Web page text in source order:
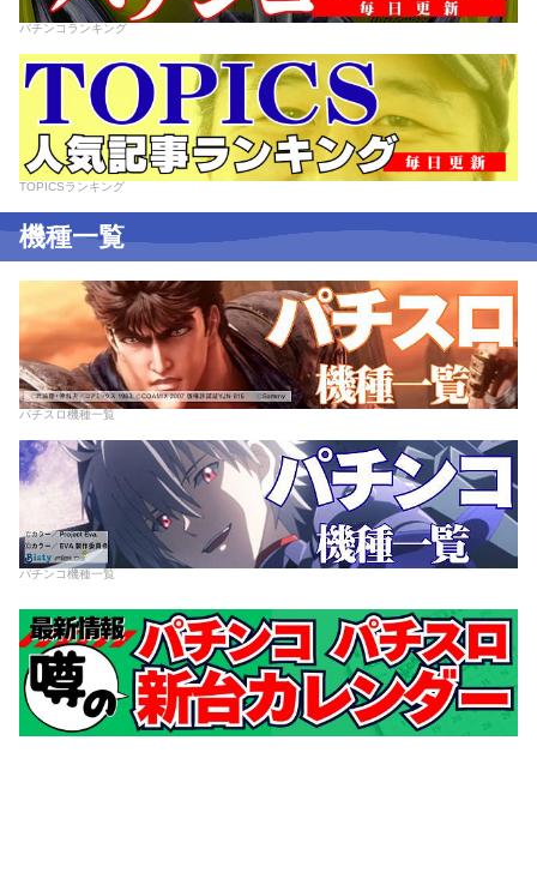
パチンコランキング
TOPICSランキング
機種一覧
パチスロ機種一覧
パチンコ機種一覧